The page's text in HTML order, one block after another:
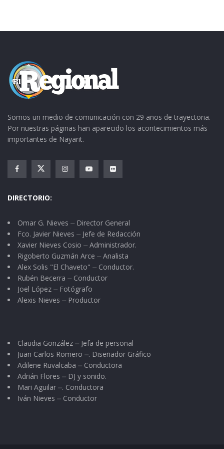
Por ahí se
miró a Loreta y a Tom Cook, una pareja
perteneciente a la tribu sioux, de Lakota,
Estados Unidos – pueblo que habita en las
márgenes del río Musuri –; pero también se
observó a indígenas huicholes, tarahumaras,
Yakis y otomíes.
“Es un trabajo espiritual con el que se busca
ayuno de comida y agua, durante cuatro días,
en los que se abandona el campamento base
para permanecer en la sierra. “Buscamos una
liberación total”, señaló Paloma.
Somos un medio de comunicación con 29 años de trayectoria.
Por nuestras páginas han aparecido los acontecimientos más
importantes de Nayarit.
DIRECTORIO:
Omar G. Nieves ⏤ Director General
Fco. Javier Nieves ⏤ Jefe de Redacción
Xavier Nieves Cosio ⏤ Administrador.
Rigoberto Guzmán Arce ⏤ Analista
Alex Solis "El Chaveto" ⏤ Conductor.
Rubén Becerra ⏤ Conductor
Joel López ⏤ Fotógrafo
Alexis Nieves ⏤ Productor
Claudia González ⏤ Jefa de personal
Juan Carlos Romero ⏤. Diseñador Gráfico
Adilene Ruvalcaba ⏤ Conductora
Adrián Flores ⏤ DJ y sonido.
Mari Aguilar ⏤. Conductora
Iván Nieves ⏤ Conductor